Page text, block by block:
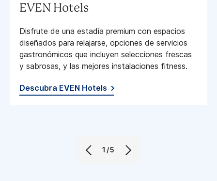
EVEN Hotels
Disfrute de una estadía premium con espacios
diseñados para relajarse, opciones de servicios
gastronómicos que incluyen selecciones frescas
y sabrosas, y las mejores instalaciones fitness​.
Descubra EVEN Hotels
1/5